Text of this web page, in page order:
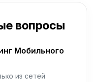
вопросы
Мобильного
из сетей